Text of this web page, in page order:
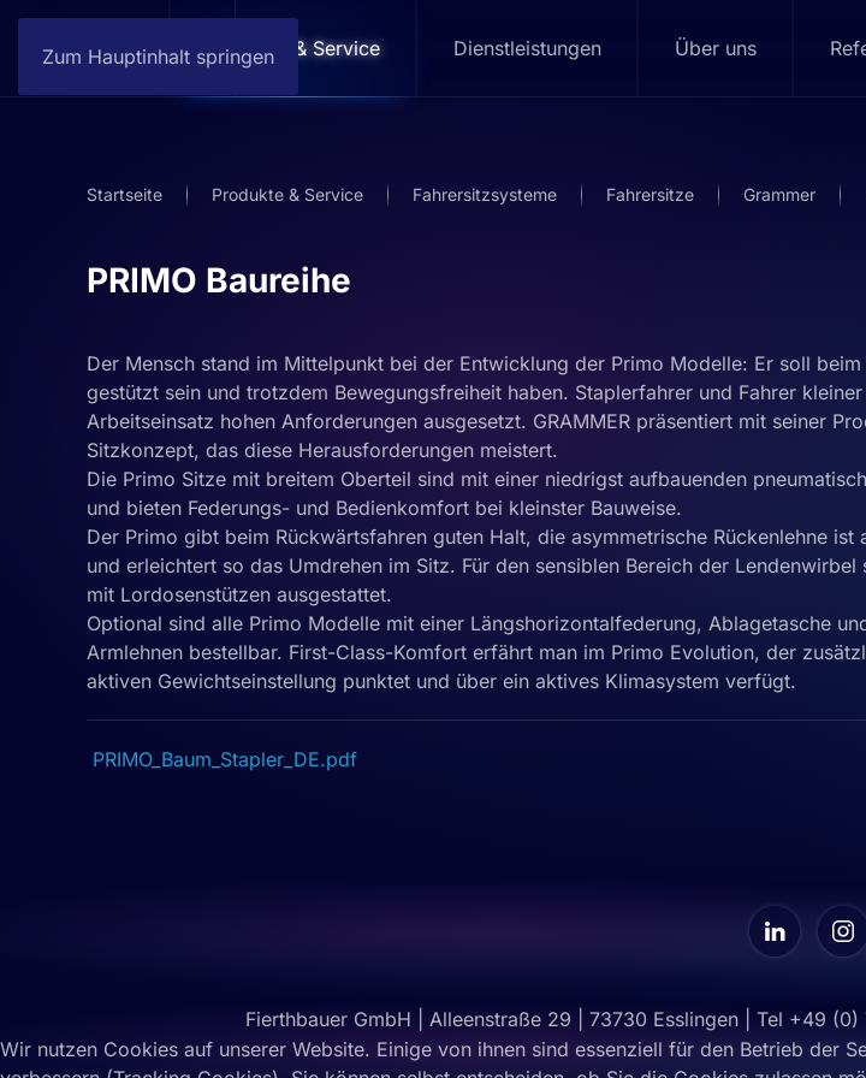
Zum Hauptinhalt springen
Home Produkte & Service Dienstleistungen Über uns
Startseite Produkte & Service Fahrersitzsysteme Fahrersitze Grammer
PRIMO Baureihe
Der Mensch stand im Mittelpunkt bei der Entwicklung der Primo Modelle: Er soll
gestützt sein und trotzdem Bewegungsfreiheit haben. Staplerfahrer und Fahrer
Arbeitseinsatz hohen Anforderungen ausgesetzt. GRAMMER präsentiert mit seiner
Sitzkonzept, das diese Herausforderungen meistert.
Die Primo Sitze mit breitem Oberteil sind mit einer niedrigst aufbauenden
und bieten Federungs- und Bedienkomfort bei kleinster Bauweise.
Der Primo gibt beim Rückwärtsfahren guten Halt, die asymmetrische Rückenlehne
und erleichtert so das Umdrehen im Sitz. Für den sensiblen Bereich der
mit Lordosenstützen ausgestattet.
Optional sind alle Primo Modelle mit einer Längshorizontal­federung, Ablagetasche
Armlehnen bestellbar. First-Class-Komfort erfährt man im Primo Evolution, der
aktiven Gewichtseinstellung punktet und über ein aktives Klimasystem verfügt.
PRIMO_Baum_Stapler_DE.pdf
Fierthbauer GmbH | Alleenstraße 29 | 73730 Esslingen | Tel +49
Wir nutzen Cookies auf unserer Website. Einige von ihnen sind essenziell für den Betrieb der